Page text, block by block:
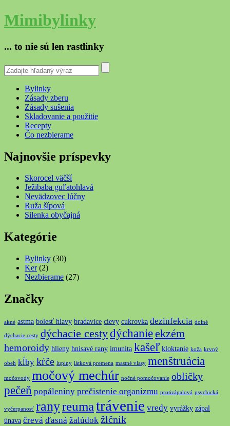
Mimibylinky
... to nie sú len rastlinky
Bylinky
Zásady zberu
Zásady sušenia
Skladovanie a použitie
Recepty
Čo nezbierame
Najnovšie príspevky
Skorocel väčší
Ježibaba guľatohlavá
Nevädzovec lúčny
Ruža šípová
Silenka obyčajná
Kategórie
Bylinky (30)
Ker(2)
Nezbierame (27)
Značky
akné astma bolesť hlavy bradavice cievy cukrovka dezinfekcia dolné
dýchacie cesty dýchacie cestydýchanieekzém
hemoroidy hlieny hnisavé rany imunita kašeľ kloktanie koža krvný
obeh kĺby kŕče lupiny látková premena mastné vlasy menštruácia
močovody močový mechúr nočné pomočovanie obličky
pečeň popáleniny prečistenie organizmu protizápalová psychická
vyčerpanosť ranyreumatrávenie vredy vyrážky zápal
únava črevá ďasná žalúdok žlčník